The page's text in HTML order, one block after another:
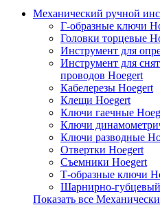
Механический ручной
Г-образные ключи
Головки торцевые
Инструмент для
Инструмент для
проводов Hoegert
Кабелерезы Hoegert
Клещи Hoegert
Ключи гаечные
Ключи
Ключи разводные
Отвертки Hoegert
Съемники Hoegert
Т-образные ключи
Шарнирно-
Показать все